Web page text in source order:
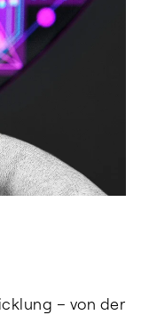
– von der